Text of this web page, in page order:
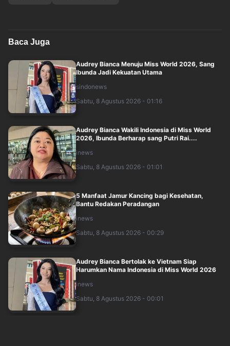
Baca Juga
Audrey Bianca Menuju Miss World 2026, Sang
Ibunda Jadi Kekuatan Utama
sindonews
Sabtu, 8 Agustus 2026 - 01:16
Audrey Bianca Wakili Indonesia di Miss World
2026, Ibunda Berharap sang Putri Rai....
inews
Sabtu, 8 Agustus 2026 - 01:01
5 Manfaat Jamur Kancing bagi Kesehatan,
Bantu Redakan Peradangan
inews
Sabtu, 8 Agustus 2026 - 00:29
Audrey Bianca Bertolak ke Vietnam Siap
Harumkan Nama Indonesia di Miss World 2026
inews
Sabtu, 8 Agustus 2026 - 00:01